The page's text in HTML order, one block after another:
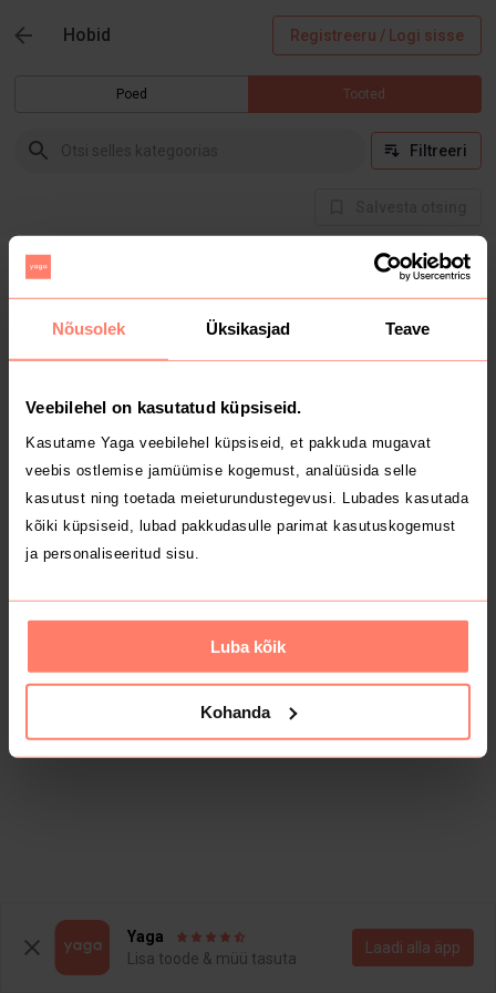
Nõusolek Üksikasjad Teave
Veebilehel on kasutatud küpsiseid.
Kasutame Yaga veebilehel küpsiseid, et pakkuda mugavat
veebis ostlemise jamüümise kogemust, analüüsida selle
kasutust ning toetada meieturundustegevusi. Lubades kasutada
kõiki küpsiseid, lubad pakkudasulle parimat kasutuskogemust
ja personaliseeritud sisu.
Luba kõik
Kohanda
Hobid Registreeru / Logi sisse
Poed Tooted
Filtreeri
Hetkel selles kategoorias tooteid ei ole
Yaga
Lisa toode & müü tasuta
Laadi alla äpp